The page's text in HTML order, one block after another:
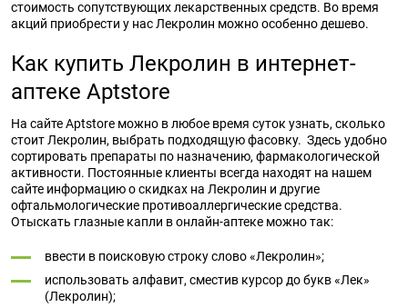
стоимость сопутствующих лекарственных средств. Во время
акций приобрести у нас Лекролин можно особенно дешево.
Как купить Лекролин в интернет-
аптеке Aptstore
На сайте Aptstore можно в любое время суток узнать, сколько
стоит Лекролин, выбрать подходящую фасовку. Здесь удобно
сортировать препараты по назначению, фармакологической
активности. Постоянные клиенты всегда находят на нашем
сайте информацию о скидках на Лекролин и другие
офтальмологические противоаллергические средства.
Отыскать глазные капли в онлайн-аптеке можно так:
ввести в поисковую строку слово «Лекролин»;
использовать алфавит, сместив курсор до букв «Лек»
(Лекролин);